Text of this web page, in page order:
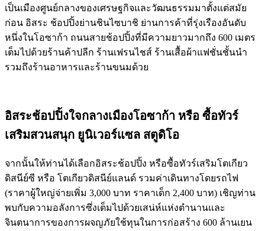
เป็นเมืองศูนย์กลางของเศรษฐกิจและวัฒนธรรมมาตั้งแต่สมัย
ก่อน อิสระ ช้อปปิ้งย่านชินไซบาชิ ย่านการค้าที่รุ่งเรืองอันดับ
หนึ่งในโอซาก้า ถนนสายช้อปปิ้งที่มีความยาวมากถึง 600 เมตร
เต็มไปด้วยร้านค้าปลีก ร้านเฟรนไชส์ ร้านเสื้อผ้าแฟชั่นชั้นนำ
รวมถึงร้านอาหารและร้านขนมด้วย
อิสระช้อปปิ้งใจกลางเมืองโอซาก้า หรือ ซื้อทัวร์
เสริมสวนสนุก ยูนิเวอร์แซล สตูดิโอ
จากนั้นให้ท่านได้เลือกอิสระช้อปปิ้ง หรือซื้อทัวร์เสริมโตเกียว
ดิสนีย์ซี หรือ โตเกียวดิสนีย์แลนด์ รวมค่าเดินทางโดยรถไฟ
(ราคาผู้ใหญ่จ่ายเพิ่ม 3,000 บาท ราคาเด็ก 2,400 บาท) เชิญท่าน
พบกับความอลังการซึ่งเต็มไปด้วยเสน่ห์แห่งตำนานและ
จินตนาการของการผจญภัยใช้ทุนในการก่อสร้าง 600 ล้านเยน